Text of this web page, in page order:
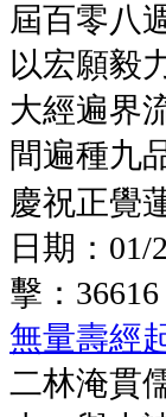
屆百零八
以宏願毅
大經遍界
間遍種九
慶祝正覺
日期： 01/
擊： 36616
無量壽經
二林淹貫